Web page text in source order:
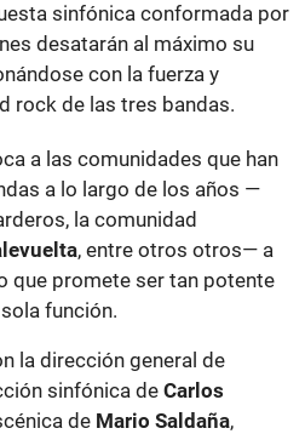
sinfónica conformada por
desatarán al máximo su
con la fuerza y
rock de las tres bandas.
a las comunidades que han
a lo largo de los años —
la comunidad
, entre otros otros— a
que promete ser tan potente
función.
la dirección general de
sinfónica de Carlos
de Mario Saldaña,